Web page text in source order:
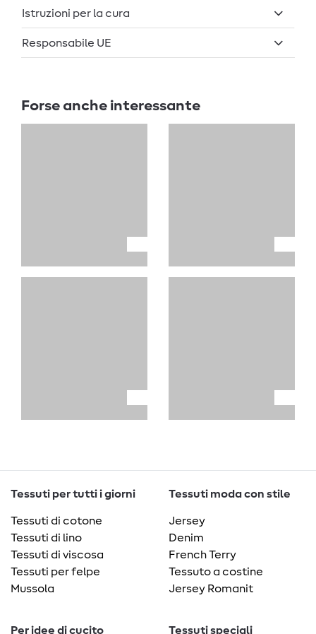
Istruzioni per la cura
Responsabile UE
Forse anche interessante
Tessuti per tutti i giorni
Tessuti di cotone
Tessuti di lino
Tessuti di viscosa
Tessuti per felpe
Mussola
Tessuti moda con stile
Jersey
Denim
French Terry
Tessuto a costine
Jersey Romanit
Per idee di cucito
Tessuti speciali